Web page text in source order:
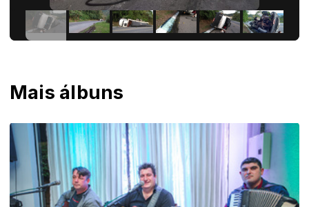
Mais álbuns